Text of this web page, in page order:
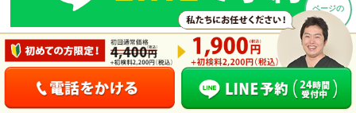
ページの
先頭へ